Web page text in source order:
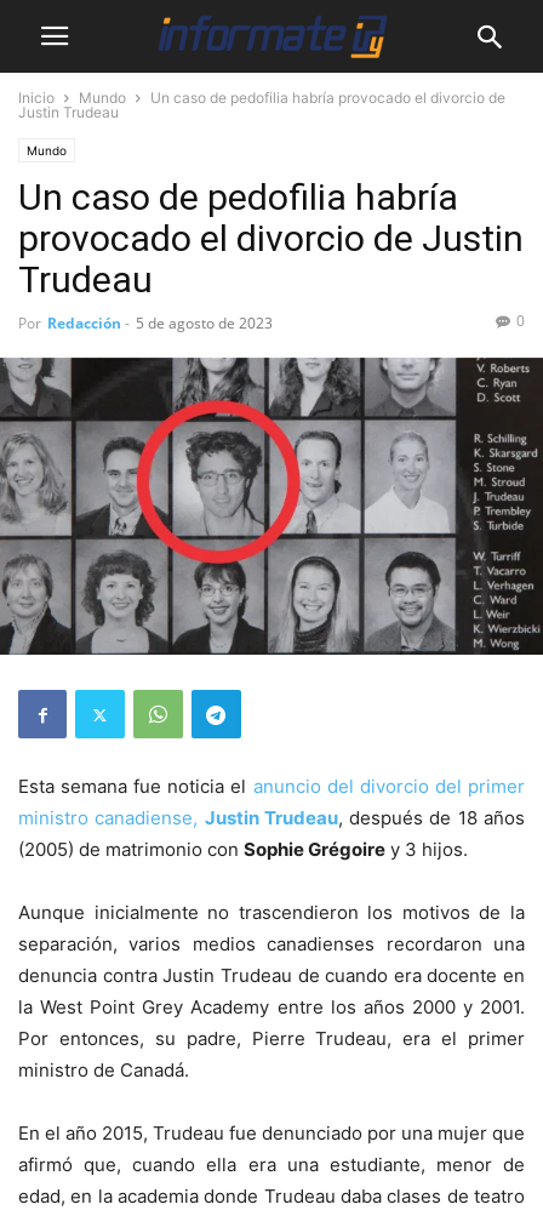
Inicio Mundo
Un caso de pedofilia habría provocado el divorcio de
Justin Trudeau
Mundo
Un caso de pedofilia habría
provocado el divorcio de Justin
Trudeau
Por Redacción - 5 de agosto de 2023 0
Esta semana fue noticia el anuncio del divorcio del primer
ministro canadiense, Justin Trudeau, después de 18 años
(2005) de matrimonio con Sophie Grégoire y 3 hijos.
Aunque inicialmente no trascendieron los motivos de la
separación, varios medios canadienses recordaron una
denuncia contra Justin Trudeau de cuando era docente en
la West Point Grey Academy entre los años 2000 y 2001.
Por entonces, su padre, Pierre Trudeau, era el primer
ministro de Canadá.
En el año 2015, Trudeau fue denunciado por una mujer que
afirmó que, cuando ella era una estudiante, menor de
edad, en la academia donde Trudeau daba clases de teatro